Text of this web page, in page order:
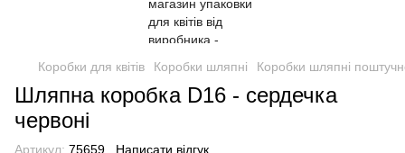
Коробки для квітів Коробки шляпні Коробки шляпні
Шляпна коробка D16 - сердечка
червоні
Артикул: 75659 Написати відгук